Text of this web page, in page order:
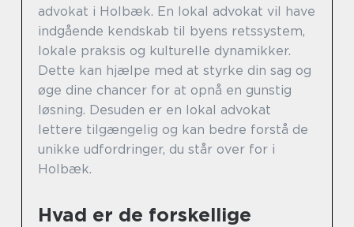
advokat i Holbæk. En lokal advokat vil have
indgående kendskab til byens retssystem,
lokale praksis og kulturelle dynamikker.
Dette kan hjælpe med at styrke din sag og
øge dine chancer for at opnå en gunstig
løsning. Desuden er en lokal advokat
lettere tilgængelig og kan bedre forstå de
unikke udfordringer, du står over for i
Holbæk.
Hvad er de forskellige